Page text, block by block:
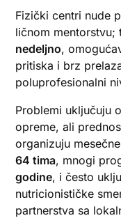
Fizički centri nude
ličnom mentorstvu;
nedeljno,
pritiska i brz
poluprofesionalni
Problemi uključuju
opreme, ali
organizuju
64 tima, mnogi
godine, i često
nutricionističke
partnerstva sa